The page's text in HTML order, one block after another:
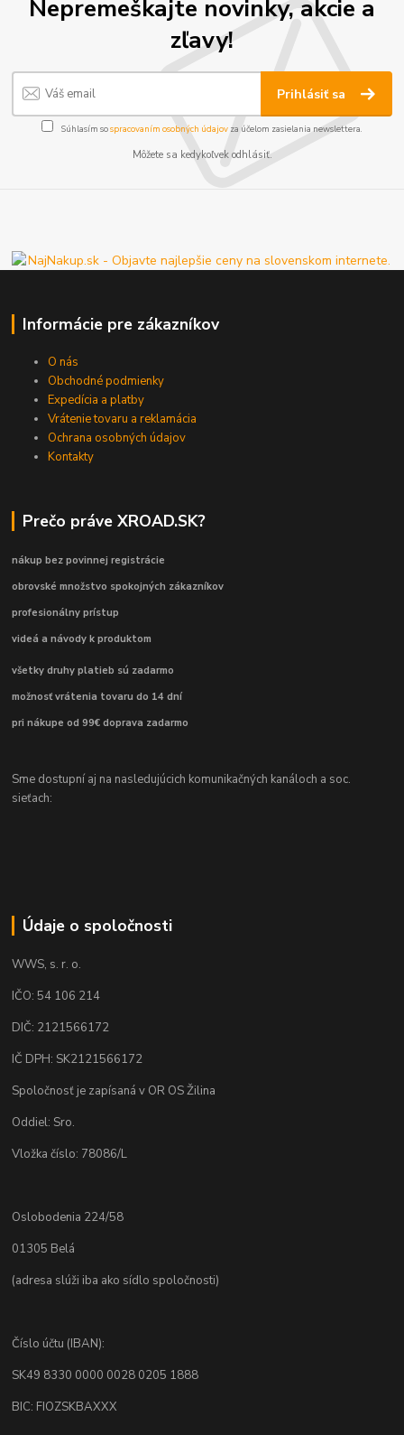
Nepremeškajte novinky, akcie a
zľavy!
Prihlásiť sa
Súhlasím sospracovaním osobných údajov za účelom zasielania newslettera.
Môžete sa kedykoľvek odhlásiť.
Informácie pre zákazníkov
O nás
Obchodné podmienky
Expedícia a platby
Vrátenie tovaru a reklamácia
Ochrana osobných údajov
Kontakty
Prečo práve XROAD.SK?
nákup bez povinnej registrácie
obrovské množstvo spokojných zákazníkov
profesionálny prístup
videá a návody k produktom
všetky druhy platieb sú zadarmo
možnosť vrátenia tovaru do 14 dní
pri nákupe od 99€ doprava zadarmo
Sme dostupní aj na nasledujúcich komunikačných kanáloch a soc.
sieťach:
Údaje o spoločnosti
WWS, s. r. o.
IČO: 54 106 214
DIČ: 2121566172
IČ DPH: SK2121566172
Spoločnosť je zapísaná v OR OS Žilina
Oddiel: Sro.
Vložka číslo: 78086/L
Oslobodenia 224/58
01305 Belá
(adresa slúži iba ako sídlo spoločnosti)
Číslo účtu (IBAN):
SK49 8330 0000 0028 0205 1888
BIC: FIOZSKBAXXX